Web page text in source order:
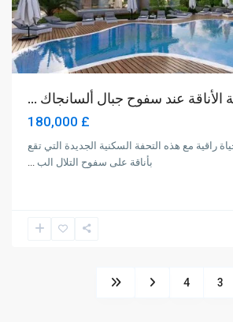
£ 180,000
راقية مع هذه التحفة السكنية الجديدة التي تقع
بأناقة على سفوح التلال الب ...
3
4